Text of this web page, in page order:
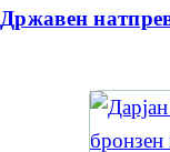
Државен